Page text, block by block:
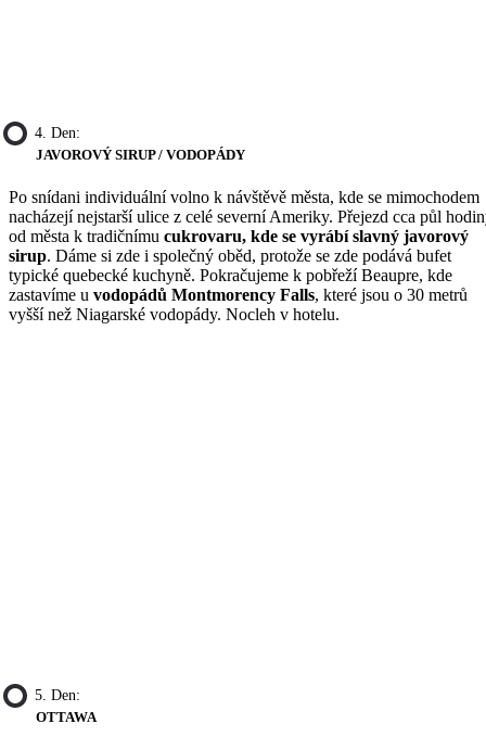
4. Den:
JAVOROVÝ SIRUP / VODOPÁDY
Po snídani individuální volno k návštěvě města, kde se mimochodem
nacházejí nejstarší ulice z celé severní Ameriky. Přejezd cca půl
od města k tradičnímu cukrovaru, kde se vyrábí slavný javorový
sirup. Dáme si zde i společný oběd, protože se zde podává bufet
typické quebecké kuchyně. Pokračujeme k pobřeží Beaupre, kde
zastavíme u vodopádů Montmorency Falls, které jsou o 30 metrů
vyšší než Niagarské vodopády. Nocleh v hotelu.
5. Den:
OTTAWA